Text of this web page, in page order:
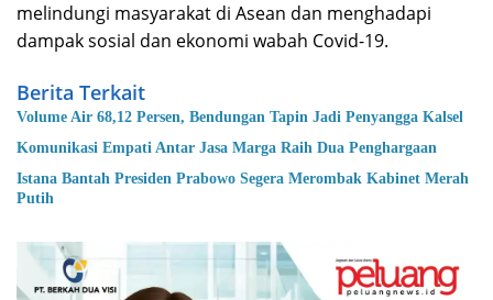
melindungi masyarakat di Asean dan menghadapi
dampak sosial dan ekonomi wabah Covid-19.
Berita Terkait
Volume Air 68,12 Persen, Bendungan Tapin Jadi Penyangga Kalsel
Komunikasi Empati Antar Jasa Marga Raih Dua Penghargaan
Istana Bantah Presiden Prabowo Segera Merombak Kabinet Merah
Putih